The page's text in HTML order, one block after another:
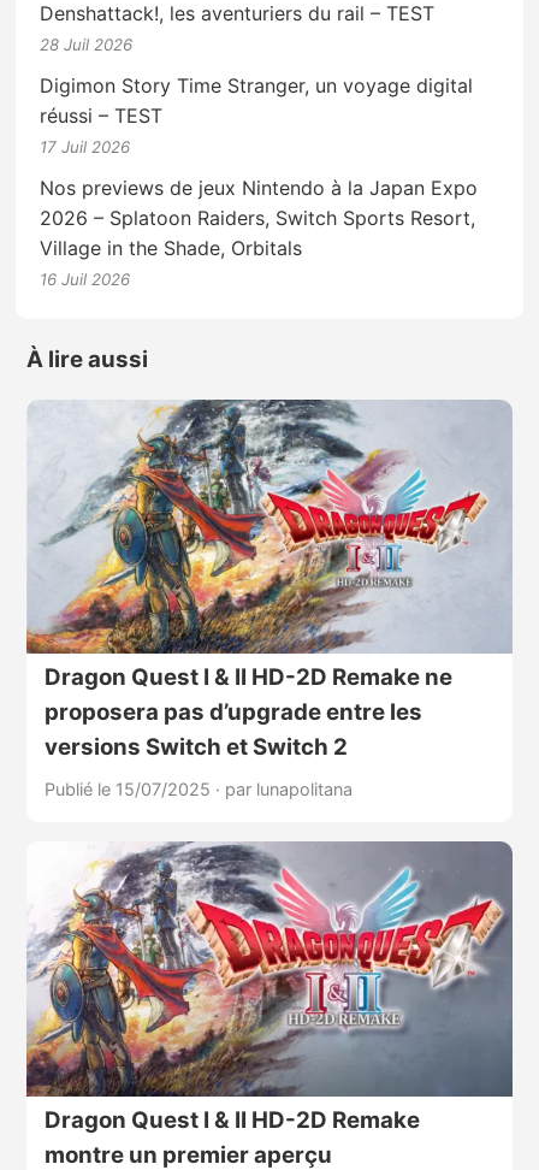
Denshattack!, les aventuriers du rail – TEST
28 Juil 2026
Digimon Story Time Stranger, un voyage digital
réussi – TEST
17 Juil 2026
Nos previews de jeux Nintendo à la Japan Expo
2026 – Splatoon Raiders, Switch Sports Resort,
Village in the Shade, Orbitals
16 Juil 2026
À lire aussi
Dragon Quest I & II HD-2D Remake ne
proposera pas d’upgrade entre les
versions Switch et Switch 2
Publié le 15/07/2025 · par lunapolitana
Dragon Quest I & II HD-2D Remake
montre un premier aperçu